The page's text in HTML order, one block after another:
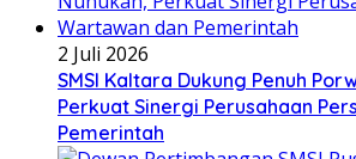
2 Juli 2026
SMSI Kaltara Dukung Penuh
Perkuat Sinergi Perusahaan
Pemerintah